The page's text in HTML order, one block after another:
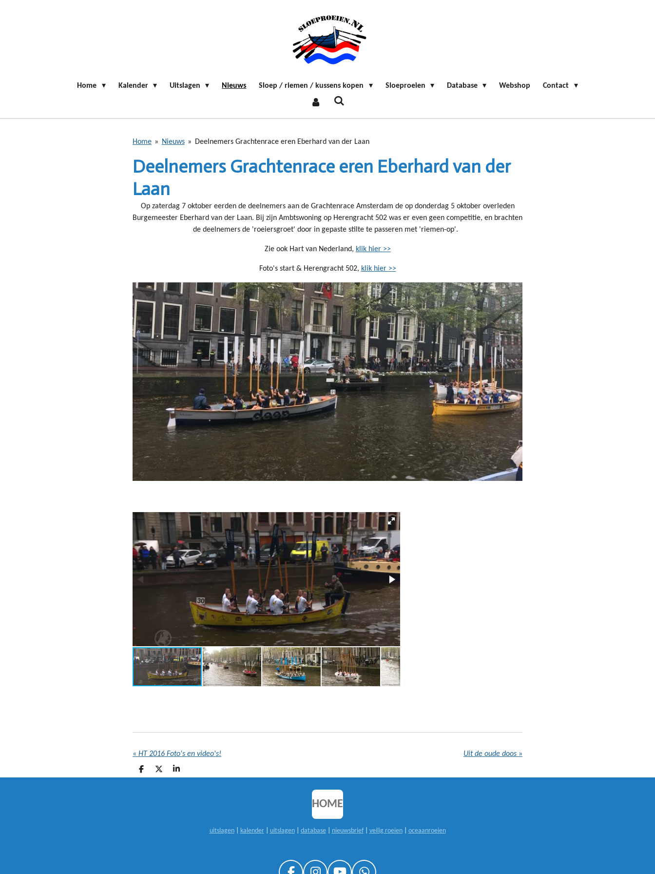
Home Kalender Uitslagen Nieuws Sloep / riemen / kussens kopen Sloeproeien Database Webshop Contact
Home » Nieuws » Deelnemers Grachtenrace eren Eberhard van der Laan
Deelnemers Grachtenrace eren Eberhard van der
Laan
Op zaterdag 7 oktober eerden de deelnemers aan de Grachtenrace Amsterdam de op donderdag 5 oktober overleden
Burgemeester Eberhard van der Laan. Bij zijn Ambtswoning op Herengracht 502 was er even geen competitie, en brachten
de deelnemers de 'roeiersgroet' door in gepaste stilte te passeren met 'riemen-op'.
Zie ook Hart van Nederland, klik hier >>
Foto's start & Herengracht 502, klik hier >>
« HT 2016 Foto's en video's! Uit de oude doos »
D
E
D
E
S
H
HOME
uitslagen| kalender| uitslagen| database| nieuwsbrief| veilig roeien| oceaanroeien